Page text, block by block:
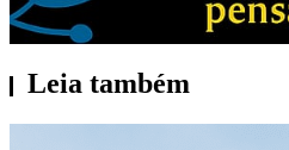
Leia também